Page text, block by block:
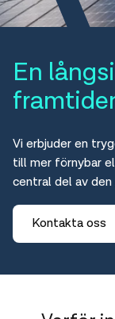
En
Vi erbjuder en
till mer förnybar
central del av
Kontakta oss